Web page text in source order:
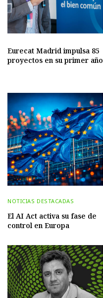
Eurecat Madrid impulsa 85
proyectos en su primer año
NOTICIAS DESTACADAS
El AI Act activa su fase de
control en Europa